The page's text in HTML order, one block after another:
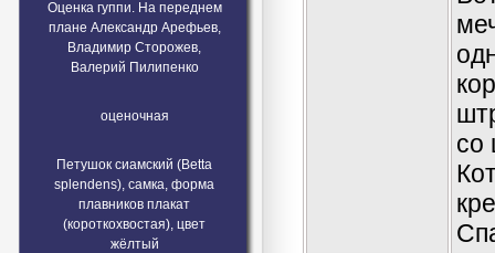
Оценка гуппи. На переднем
плане Александр Арефьев,
Владимир Сторожев,
Валерий Пилипенко
оценочная
Петушок сиамский (Betta
splendens), самка, форма
плавников плакат
(короткохвостая), цвет
жёлтый
со